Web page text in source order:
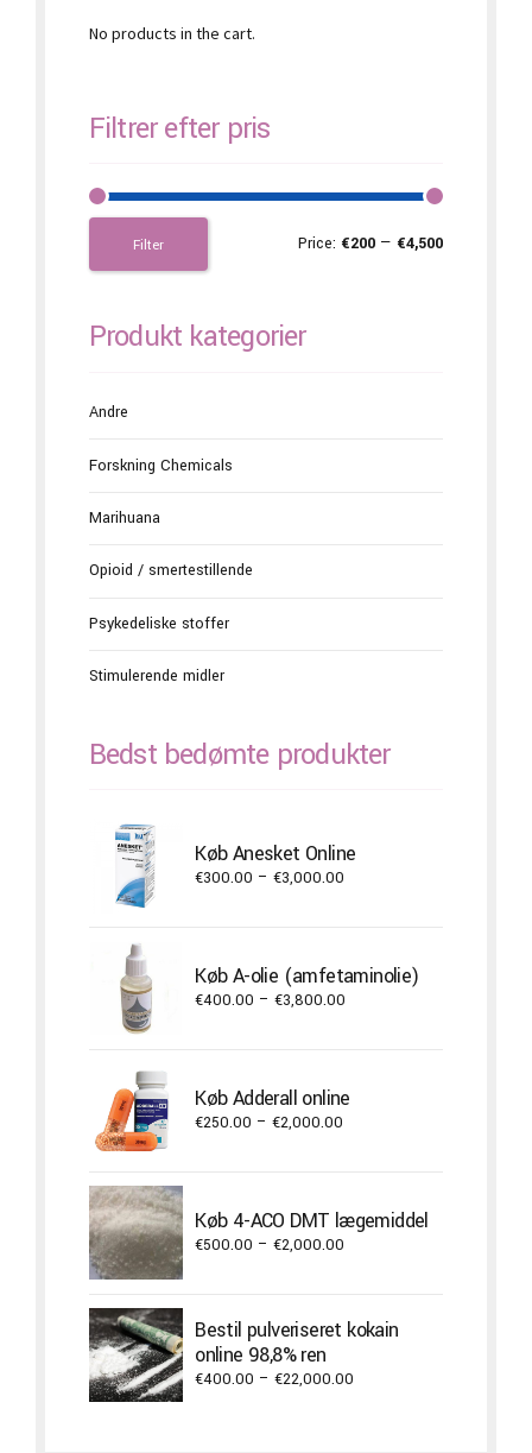
No products in the cart.
Filtrer efter pris
Filter Price: €200 — €4,500
Produkt kategorier
Andre
Forskning Chemicals
Marihuana
Opioid / smertestillende
Psykedeliske stoffer
Stimulerende midler
Bedst bedømte produkter
Køb Anesket Online
€300.00 – €3,000.00
€3,000.00
Køb A-olie (amfetaminolie)
€400.00 – €3,800.00
€3,800.00
Køb Adderall online
€250.00 – €2,000.00
€2,000.00
Køb 4-ACO DMT lægemiddel
€500.00 – €2,000.00
through
€2,000.00
Bestil pulveriseret kokain
online 98,8% ren
€400.00 – €22,000.00